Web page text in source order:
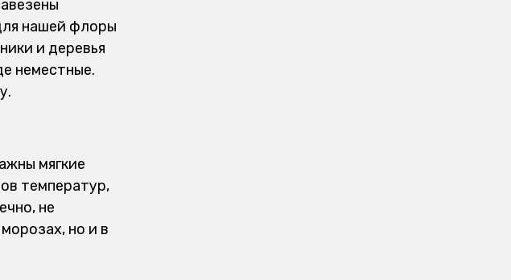
нашей флоры
и деревья
неместные.
мягкие
температур,
не
но и в